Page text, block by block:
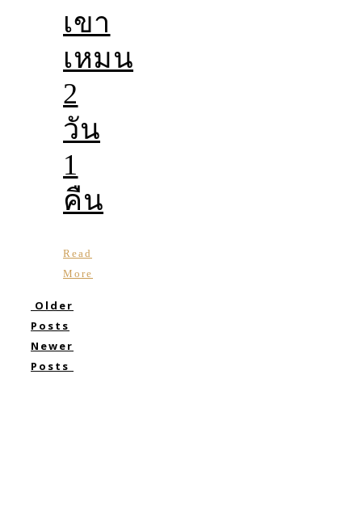
เขา
เหมน
2
วัน
1
คืน
Read
More
Older
Posts
Newer
Posts